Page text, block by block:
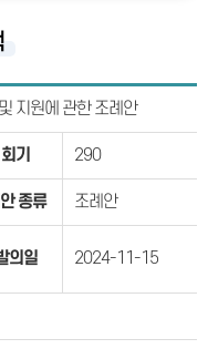
지원에 관한 조례안
회기 290
종류 조례안
의일 2024-11-15